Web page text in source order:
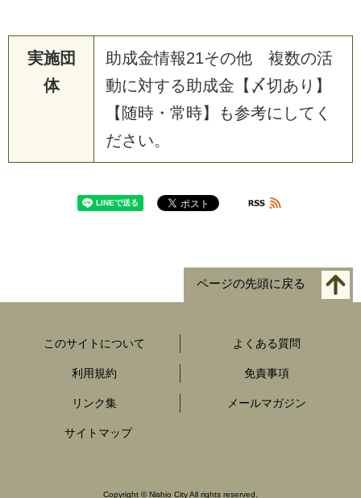
実施団
体
助成金情報21その他 複数の活
動に対する助成金【〆切あり】
【随時・常時】も参考にしてく
ださい。
ページの先頭に戻る
このサイトについて よくある質問
利用規約 免責事項
リンク集 メールマガジン
サイトマップ
Copyright ©Nishio City All rights reserved.